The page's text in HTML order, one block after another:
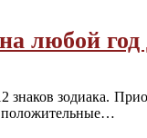
любой год
знаков зодиака.
…